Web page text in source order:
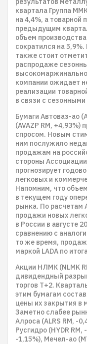
квартала Группа
на 4,4%, а товарной
предыдущим
объем
сократился на
также стоит
распродаже
компании ожидает
реализации
в связи с
Бумаги Автоваз-ао
(AVAZP RM,
спросом. Новым
ним послужило
продажам на
стороны
прогнозирует
легковых и
Напомним, что
в текущем году
рынка. По расчетам
продажи новых
в России в августе
сравнению с
то же время,
маркой LADA по
Акции НЛМК (NLMK
дивидендный
торгов Т+2.
этим бумагам
цены их закрытия в
Заметно слабее
Алроса (ALRS RM, -
Русгидро (HYDR RM,
-1,15%), Мечел-ао